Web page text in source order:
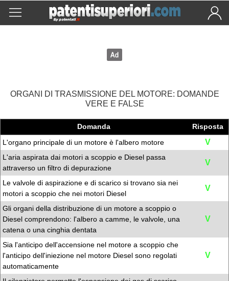
ORGANI DI TRASMISSIONE DEL MOTORE: DOMANDE
VERE E FALSE
Domanda
Risposta
L'organo principale di un motore è l'albero motore
V
L'aria aspirata dai motori a scoppio e Diesel passa
attraverso un filtro di depurazione
V
Le valvole di aspirazione e di scarico si trovano sia nei
motori a scoppio che nei motori Diesel
V
Gli organi della distribuzione di un motore a scoppio o
Diesel comprendono: l'albero a camme, le valvole, una
catena o una cinghia dentata
V
Sia l'anticipo dell'accensione nel motore a scoppio che
l'anticipo dell'iniezione nel motore Diesel sono regolati
automaticamente
V